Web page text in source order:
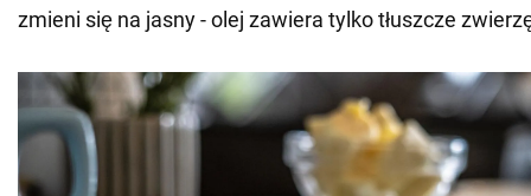
zmieni się na jasny - olej zawiera tylko tłuszcze